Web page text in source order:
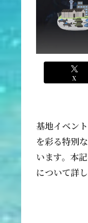
X
基地イベン
を彩る特別
います。本
について詳